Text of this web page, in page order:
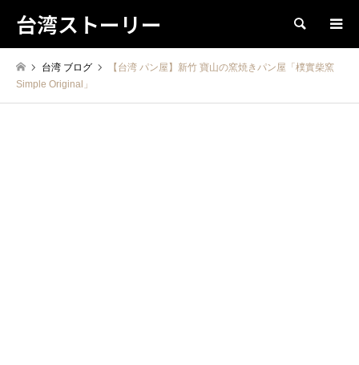
台湾ストーリー 検索
台湾 ブログ
【台湾 パン屋】新竹 寶山の窯焼きパン屋「樸實柴窯
Simple Original」